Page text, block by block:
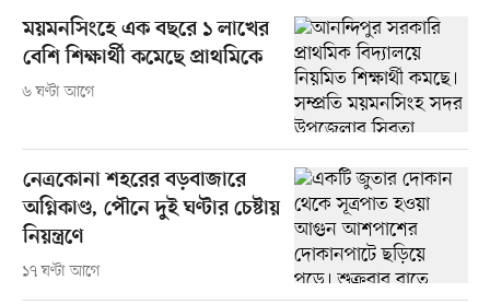
ময়মনসিংহে এক বছরে ১ লাখের
বেশি শিক্ষার্থী কমেছে প্রাথমিকে
৬ ঘণ্টা আগে
নেত্রকোনা শহরের বড়বাজারে
অগ্নিকাণ্ড, পৌনে দুই ঘণ্টার চেষ্টায়
নিয়ন্ত্রণে
১৭ ঘণ্টা আগে